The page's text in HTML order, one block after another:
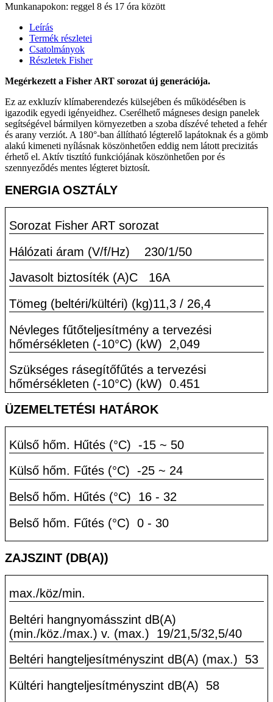
Munkanapokon: reggel 8 és 17 óra között
Leírás
Termék részletei
Csatolmányok
Részletek Fisher
Megérkezett a Fisher ART sorozat új generációja.
Ez az exkluzív klímaberendezés külsejében és működésében is
igazodik egyedi igényeidhez. Cserélhető mágneses design panelek
segítségével bármilyen környezetben a szoba díszévé teheted a fehér
és arany verziót. A 180°-ban állítható légterelő lapátoknak és a gömb
alakú kimeneti nyílásnak köszönhetően eddig nem látott precizitás
érhető el. Aktív tisztító funkciójának köszönhetően por és
szennyeződés mentes légteret biztosít.
ENERGIA OSZTÁLY
Sorozat Fisher ART sorozat
Hálózati áram (V/f/Hz)
230/1/50
Javasolt biztosíték (A)C
16A
Tömeg (beltéri/kültéri) (kg)11,3 / 26,4
Névleges fűtőteljesítmény a tervezési
hőmérsékleten (-10°C) (kW)
2,049
Szükséges rásegítőfűtés a tervezési
hőmérsékleten (-10°C) (kW) 0.451
ÜZEMELTETÉSI HATÁROK
Külső hőm. Hűtés (°C) -15 ~ 50
Külső hőm. Fűtés (°C) -25 ~ 24
Belső hőm. Hűtés (°C)
16 - 32
Belső hőm. Fűtés (°C) 0 - 30
ZAJSZINT (DB(A))
max./köz/min.
Beltéri hangnyomásszint dB(A)
(min./köz./max.) v. (max.)
19/21,5/32,5/40
Beltéri hangteljesítményszint dB(A) (max.)
53
Kültéri hangteljesítményszint dB(A)
58